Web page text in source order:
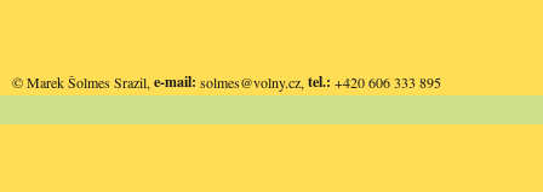
© Marek Šolmes Srazil, e-mail: solmes@volny.cz, tel.: +420 606 333 895